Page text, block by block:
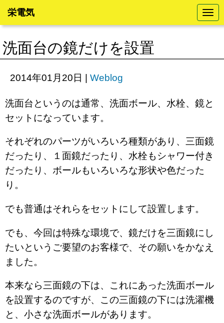
N
a
v
t
栄電気
洗面台の鏡だけを設置
2014年01月20日 | Weblog
洗面台というのは通常、洗面ボール、水栓、鏡と
セットになっています。
それぞれのパーツがいろいろ種類があり、三面鏡
だったり、１面鏡だったり、水栓もシャワー付き
だったり、ボールもいろいろな形状や色だった
り。
でも普通はそれらをセットにして設置します。
でも、今回は特殊な環境で、鏡だけを三面鏡にし
たいというご要望のお客様で、その願いをかなえ
ました。
本来なら三面鏡の下は、これにあった洗面ボール
を設置するのですが、この三面鏡の下には洗濯機
と、小さな洗面ボールがあります。